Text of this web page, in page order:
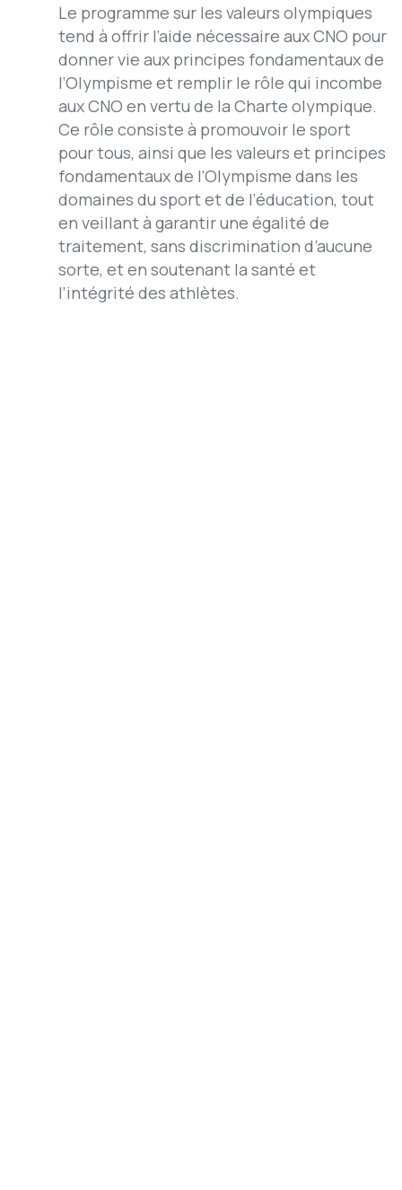
Le programme sur les valeurs olympiques
tend à offrir l’aide nécessaire aux CNO pour
donner vie aux principes fondamentaux de
l’Olympisme et remplir le rôle qui incombe
aux CNO en vertu de la Charte olympique.
Ce rôle consiste à promouvoir le sport
pour tous, ainsi que les valeurs et principes
fondamentaux de l’Olympisme dans les
domaines du sport et de l’éducation, tout
en veillant à garantir une égalité de
traitement, sans discrimination d’aucune
sorte, et en soutenant la santé et
l’intégrité des athlètes.